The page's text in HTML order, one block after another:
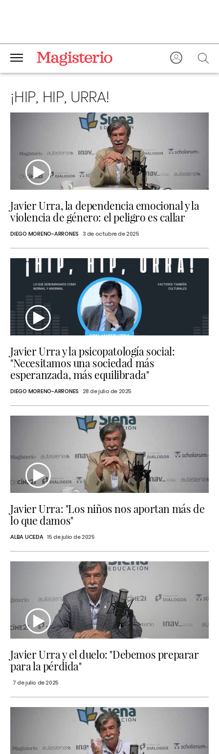
¡HIP, HIP, URRA!
Javier Urra, la dependencia emocional y la
violencia de género: el peligro es callar
DIEGO MORENO-ARRONES 3 de octubre de 2025
Javier Urra y la psicopatología social:
"Necesitamos una sociedad más
esperanzada, más equilibrada"
DIEGO MORENO-ARRONES 28 de julio de 2025
Javier Urra: "Los niños nos aportan más de
lo que damos"
ALBA UCEDA 15 de julio de 2025
Javier Urra y el duelo: "Debemos preparar
para la pérdida"
7 de julio de 2025